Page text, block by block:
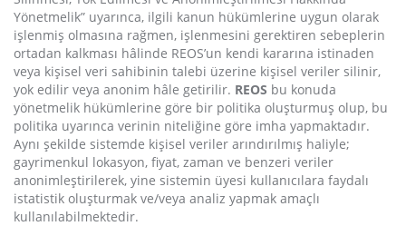
Yönetmelik” uyarınca, ilgili kanun hükümlerine uygun olarak
işlenmiş olmasına rağmen, işlenmesini gerektiren sebeplerin
ortadan kalkması hâlinde REOS’un kendi kararına istinaden
veya kişisel veri sahibinin talebi üzerine kişisel veriler silinir,
yok edilir veya anonim hâle getirilir. REOS bu konuda
yönetmelik hükümlerine göre bir politika oluşturmuş olup, bu
politika uyarınca verinin niteliğine göre imha yapmaktadır.
Aynı şekilde sistemde kişisel veriler arındırılmış haliyle;
gayrimenkul lokasyon, fiyat, zaman ve benzeri veriler
anonimleştirilerek, yine sistemin üyesi kullanıcılara faydalı
istatistik oluşturmak ve/veya analiz yapmak amaçlı
kullanılabilmektedir.